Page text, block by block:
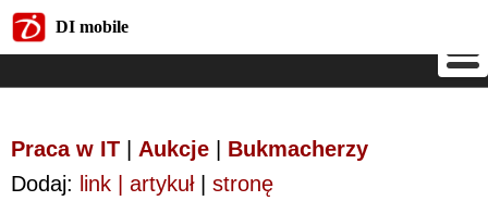
DI mobile
Praca w IT Aukcje
Bukmacherzy
Dodaj: link | artykuł| stronę
DI mobile